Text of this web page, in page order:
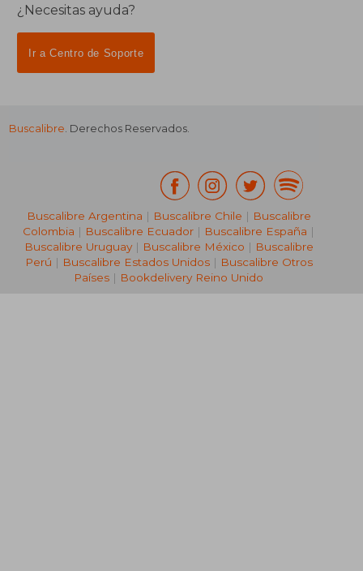
¿Necesitas ayuda?
Ir a Centro de Soporte
Buscalibre. Derechos Reservados.
Buscalibre Argentina | Buscalibre Chile | Buscalibre
Colombia | Buscalibre Ecuador | Buscalibre España |
Buscalibre Uruguay| Buscalibre México | Buscalibre
Perú | Buscalibre Estados Unidos| Buscalibre Otros
Países | Bookdelivery Reino Unido